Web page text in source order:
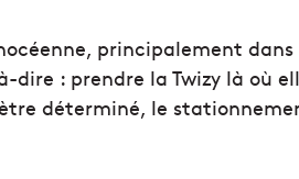
principalement dans
dire : prendre la Twizy là où
déterminé, le